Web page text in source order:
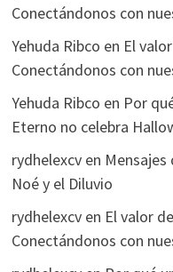
Conectándonos con
Yehuda Ribco en El
Conectándonos con
Yehuda Ribco en Por
Eterno no celebra
rydhelexcven
Noé y el Diluvio
rydhelexcven El valor
Conectándonos con